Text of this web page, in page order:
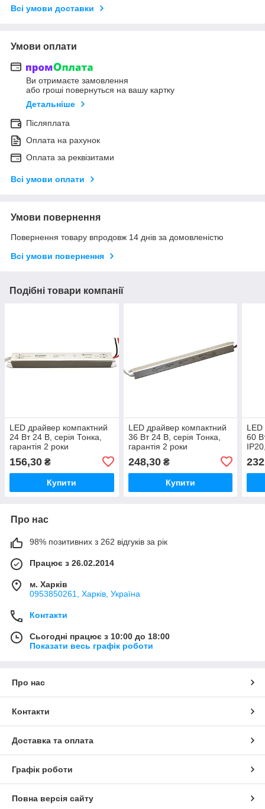
Всі умови доставки
Умови оплати
Ви отримаєте замовлення
або гроші повернуться на вашу картку
Детальніше
Післяплата
Оплата на рахунок
Оплата за реквізитами
Всі умови оплати
Умови повернення
Повернення товару впродовж 14 днів за домовленістю
Всі умови повернення
Подібні товари компанії
LED драйвер компактний
24 Вт 24 В, серія Тонка,
гарантія 2 роки
156,30 ₴
Купити
LED драйвер компактний
36 Вт 24 В, серія Тонка,
гарантія 2 роки
248,30₴
Купити
LED
60
Про нас
98% позитивних з 262 відгуків за рік
Працює з 26.02.2014
м. Харків
0953850261, Харків, Україна
Контакти
Сьогодні працює з 10:00 до 18:00
Показати весь графік роботи
Про нас
Контакти
Доставка та оплата
Графік роботи
Повна версія сайту